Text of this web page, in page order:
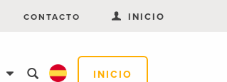
INICIO
CONTACTO INICIO